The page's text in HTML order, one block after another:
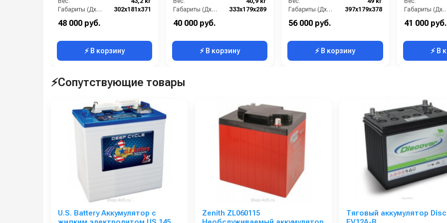
Рабочая температура: от -29ºС до +49ºС.
Размер по BCI: 901.
Габариты (ДхШхВ):
302х181х371
48 000 руб.
⚡ В корзину
Габариты (ДхШхВ):
333х179х289
40 000 руб.
⚡ В корзину
Габариты (ДхШхВ):
397x179x378
56 000 руб.
⚡ В корзину
Габариты (ДхШхВ):
41 000 руб.
⚡ В
⚡Сопутствующие товары
U.S. Battery Аккумулятор с
Zenith ZL060115
Тяговый аккумулятор